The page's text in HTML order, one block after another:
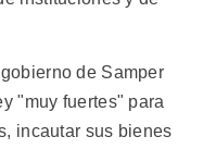
de Samper
"muy fuertes" para
incautar sus bienes